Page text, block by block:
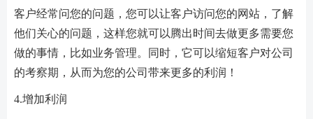
客户经常问您的问题，您可以让客户访问您的网站，了解
他们关心的问题，这样您就可以腾出时间去做更多需要您
做的事情，比如业务管理。同时，它可以缩短客户对公司
的考察期，从而为您的公司带来更多的利润！
4.增加利润